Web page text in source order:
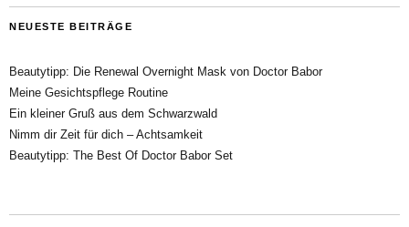
NEUESTE BEITRÄGE
Beautytipp: Die Renewal Overnight Mask von Doctor Babor
Meine Gesichtspflege Routine
Ein kleiner Gruß aus dem Schwarzwald
Nimm dir Zeit für dich – Achtsamkeit
Beautytipp: The Best Of Doctor Babor Set